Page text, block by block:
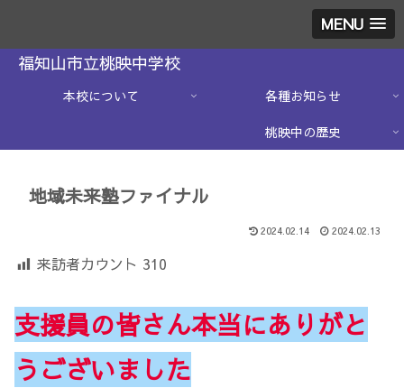
MENU
福知山市立桃映中学校
本校について
各種お知らせ
桃映中の歴史
地域未来塾ファイナル
2024.02.14 2024.02.13
来訪者カウント 310
支援員の皆さん本当にありがと
うございました